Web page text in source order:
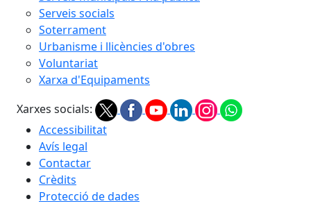
Serveis socials
Soterrament
Urbanisme i llicències d'obres
Voluntariat
Xarxa d'Equipaments
Xarxes socials:
Accessibilitat
Avís legal
Contactar
Crèdits
Protecció de dades